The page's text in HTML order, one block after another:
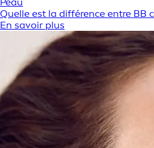
Quelle est la différence entre BB
En savoir plus